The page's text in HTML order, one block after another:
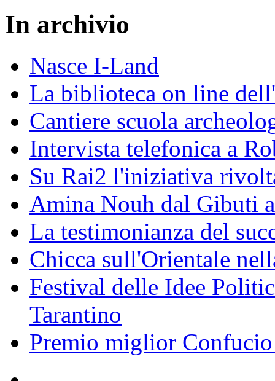
In archivio
Nasce I-Land
La biblioteca on line
Cantiere scuola
Intervista telefonica a
Su Rai2 l'iniziativa
Amina Nouh dal Gibuti
La testimonianza del
Chicca sull'Orientale
Festival delle Idee
Tarantino
Premio miglior